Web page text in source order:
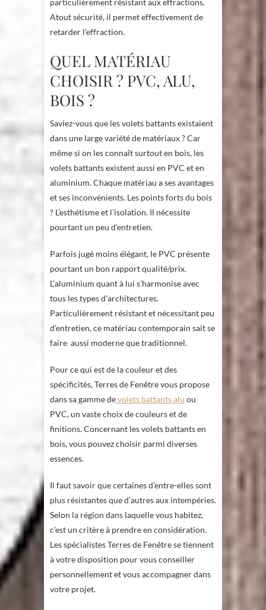
particulièrement résistant aux effractions.
Atout sécurité, il permet effectivement de
retarder l’effraction.
QUEL MATÉRIAU
CHOISIR ? PVC, ALU,
BOIS ?
Saviez-vous que les volets battants existaient
dans une large variété de matériaux ? Car
même si on les connaît surtout en bois, les
volets battants existent aussi en PVC et en
aluminium. Chaque matériau a ses avantages
et ses inconvénients. Les points forts du bois
? L’esthétisme et l’isolation. Il nécessite
pourtant un peu d’entretien.
Parfois jugé moins élégant, le PVC présente
pourtant un bon rapport qualité/prix.
L’aluminium quant à lui s’harmonise avec
tous les types d’architectures.
Particulièrement résistant et nécessitant peu
d’entretien, ce matériau contemporain sait se
faire aussi moderne que traditionnel.
Pour ce qui est de la couleur et des
spécificités, Terres de Fenêtre vous propose
dans sa gamme devolets battants alu ou
PVC, un vaste choix de couleurs et de
finitions. Concernant les volets battants en
bois, vous pouvez choisir parmi diverses
essences.
Il faut savoir que certaines d’entre-elles sont
plus résistantes que d’autres aux intempéries.
Selon la région dans laquelle vous habitez,
c’est un critère à prendre en considération.
Les spécialistes Terres de Fenêtre se tiennent
à votre disposition pour vous conseiller
personnellement et vous accompagner dans
votre projet.